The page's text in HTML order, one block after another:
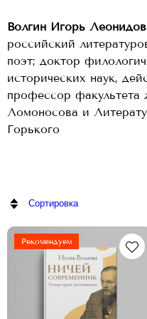
Волгин Игорь
российский
поэт; доктор
исторических наук,
профессор
Ломоносова и
Горького
Сортировка
Рекомендуем